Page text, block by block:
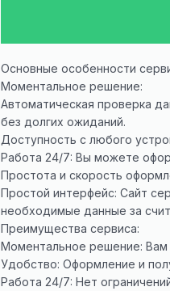
Основные особенности
Моментальное решение:
Автоматическая проверка
без долгих ожиданий.
Доступность с любого
Работа 24/7: Вы можете
Простота и скорость
Простой интерфейс: Сайт
необходимые данные за
Преимущества сервиса:
Моментальное решение: Вам
Удобство: Оформление и
Работа 24/7: Нет